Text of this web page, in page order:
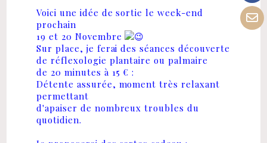
Voici une idée de sortie le week-end
prochain
19 et 20 Novembre
Sur place, je ferai des séances découverte
de réflexologie plantaire ou palmaire
de 20 minutes à 15 € :
Détente assurée, moment très relaxant
permettant
d'apaiser de nombreux troubles du
quotidien.